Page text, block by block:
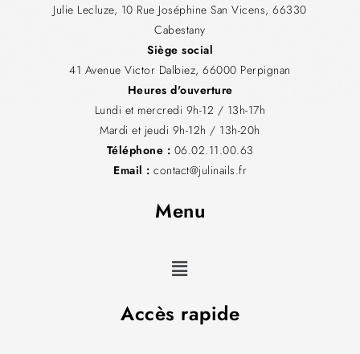
Julie Lecluze, 10 Rue Joséphine San Vicens, 66330
Cabestany
Siège social
41 Avenue Victor Dalbiez, 66000 Perpignan
Heures d'ouverture
Lundi et mercredi 9h-12 / 13h-17h
Mardi et jeudi 9h-12h / 13h-20h
Téléphone : 06.02.11.00.63
Email : contact@julinails.fr
Menu
Accès rapide